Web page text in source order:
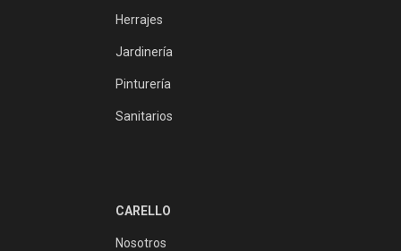
Herrajes
Jardinería
Pinturería
Sanitarios
CARELLO
Nosotros